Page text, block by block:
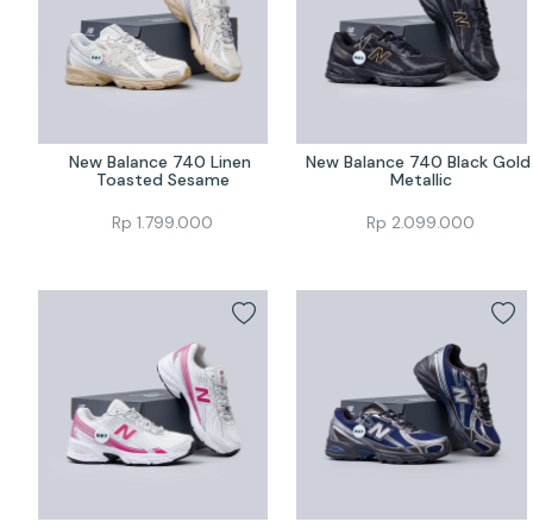
New Balance 740 Linen
Toasted Sesame
Rp1.799.000
New Balance 740 Black Gold
Metallic
Rp 2.099.000